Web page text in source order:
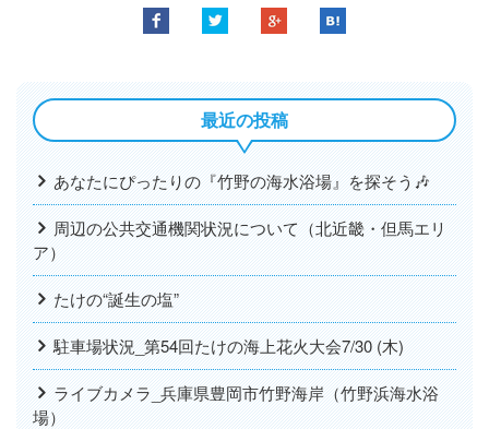
最近の投稿
あなたにぴったりの『竹野の海水浴場』を探そう🎶
周辺の公共交通機関状況について（北近畿・但馬エリ
ア）
たけの“誕生の塩”
駐車場状況_第54回たけの海上花火大会7/30 (木)
ライブカメラ_兵庫県豊岡市竹野海岸（竹野浜海水浴
場）